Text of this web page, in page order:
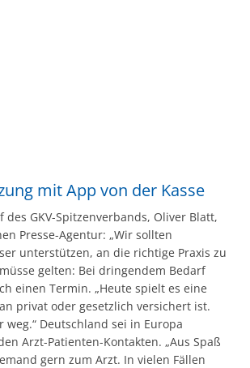
mit App von der Kasse
des GKV-Spitzenverbands, Oliver Blatt,
Presse-Agentur: „Wir sollten
unterstützen, an die richtige Praxis zu
gelten: Bei dringendem Bedarf
einen Termin. „Heute spielt es eine
privat oder gesetzlich versichert ist.
weg.“ Deutschland sei in Europa
Arzt-Patienten-Kontakten. „Aus Spaß
gern zum Arzt. In vielen Fällen